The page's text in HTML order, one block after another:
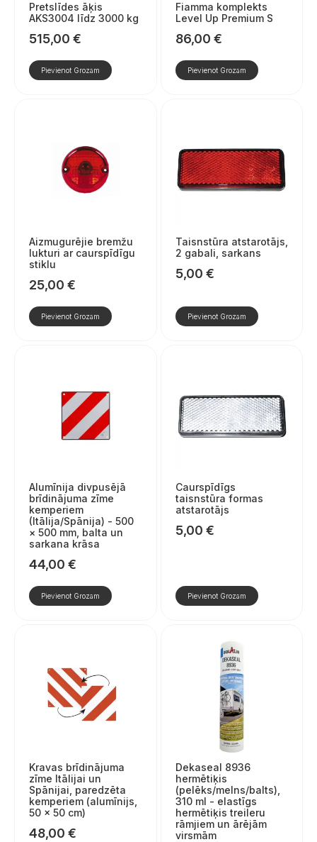
Pretslīdes āķis
AKS3004 līdz 3000 kg
515,00 €
Pievienot Grozam
Fiamma komplekts
Level Up Premium S
86,00 €
Pievienot Grozam
Aizmugurējie bremžu
lukturi ar caurspīdīgu
stiklu
25,00 €
Pievienot Grozam
Taisnstūra atstarotājs,
2 gabali, sarkans
5,00 €
Pievienot Grozam
Alumīnija divpusējā
brīdinājuma zīme
kemperiem
(Itālija/Spānija) - 500
× 500 mm, balta un
sarkana krāsa
44,00 €
Pievienot Grozam
Caurspīdīgs
taisnstūra formas
atstarotājs
5,00 €
Pievienot Grozam
Kravas brīdinājuma
zīme Itālijai un
Spānijai, paredzēta
kemperiem (alumīnijs,
50 × 50 cm)
48,00 €
Dekaseal 8936
hermētiķis
(pelēks/melns/balts),
310 ml - elastīgs
hermētiķis treileru
rāmjiem un ārējām
virsmām